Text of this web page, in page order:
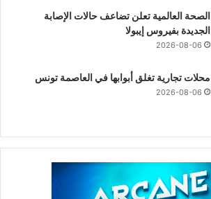
الصحة العالمية تعلن تضاعف حالات الإصابة
الجديدة بفيروس إيبولا
2026-08-06
محلات تجارية تغلق أبوابها في العاصمة تونس
2026-08-06